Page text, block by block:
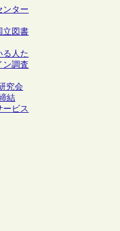
ンター
立図書
る人た
ン調査
究会
結
ービス